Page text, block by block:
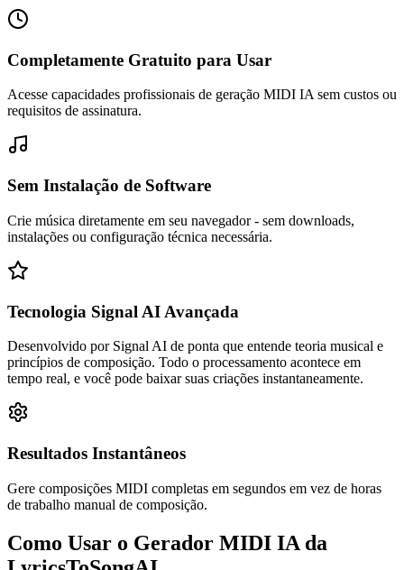
Completamente Gratuito para Usar
Acesse capacidades profissionais de geração MIDI IA sem custos ou
requisitos de assinatura.
Sem Instalação de Software
Crie música diretamente em seu navegador - sem downloads,
instalações ou configuração técnica necessária.
Tecnologia Signal AI Avançada
Desenvolvido por Signal AI de ponta que entende teoria musical e
princípios de composição. Todo o processamento acontece em
tempo real, e você pode baixar suas criações instantaneamente.
Resultados Instantâneos
Gere composições MIDI completas em segundos em vez de horas
de trabalho manual de composição.
Como Usar o Gerador MIDI IA da